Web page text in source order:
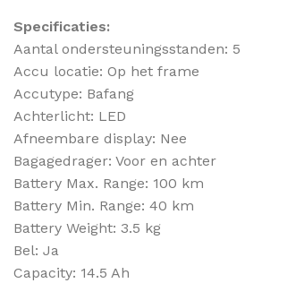
Specificaties:
Aantal ondersteuningsstanden: 5
Accu locatie: Op het frame
Accutype: Bafang
Achterlicht: LED
Afneembare display: Nee
Bagagedrager: Voor en achter
Battery Max. Range: 100 km
Battery Min. Range: 40 km
Battery Weight: 3.5 kg
Bel: Ja
Capacity: 14.5 Ah